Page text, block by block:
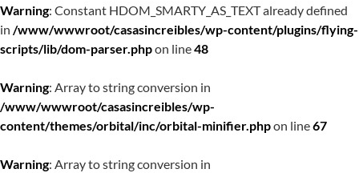
Warning: Constant HDOM_SMARTY_AS_TEXT already defined
in /www/wwwroot/casasincreibles/wp-content/plugins/flying-
scripts/lib/dom-parser.phpon line48
Warning: Array to string conversion in
/www/wwwroot/casasincreibles/wp-
content/themes/orbital/inc/orbital-minifier.phpon line67
Warning: Array to string conversion in